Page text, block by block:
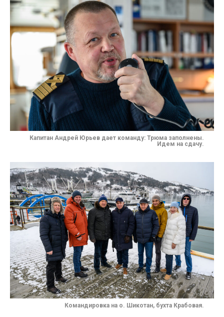
Капитан Андрей Юрьев дает команду: Трюма заполнены.
Идем на сдачу.
Командировка на о. Шикотан, бухта Крабовая.